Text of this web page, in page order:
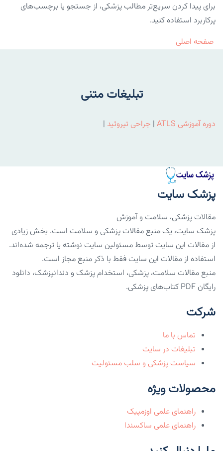
برای پیدا کردن سریع‌تر مطالب پزشکی، از جستجو یا برچسب‌های
پرکاربرد استفاده کنید.
صفحه اصلی
تبلیغات متنی
دوره آموزشی ATLS | جراحی تیروئید |
پزشک سایت
مقالات پزشکی، سلامت و آموزش
پزشک سایت، یک منبع مقالات پزشکی و سلامت است. بخش زیادی
از مقالات این سایت توسط مسئولین سایت نوشته یا ترجمه شده‌اند.
استفاده از مقالات این سایت فقط با ذکر منبع مجاز است.
منبع مقالات سلامت، پزشکی، استخدام پزشک و دندانپزشک، دانلود
رایگان PDF کتاب‌های پزشکی.
شرکت
تماس با ما
تبلیغات در سایت
سیاست پزشکی و سلب مسئولیت
محصولات ویژه
راهنمای علمی اوزمپیک
راهنمای علمی ساکسندا